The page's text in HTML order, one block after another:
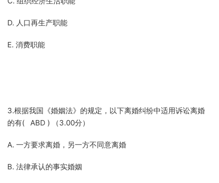
D. 人口再生产职能
E. 消费职能
3.根据我国《婚姻法》的规定，以下离婚纠纷中适用诉讼离婚
的有( ABD ) （3.00分）
A. 一方要求离婚，另一方不同意离婚
B. 法律承认的事实婚姻